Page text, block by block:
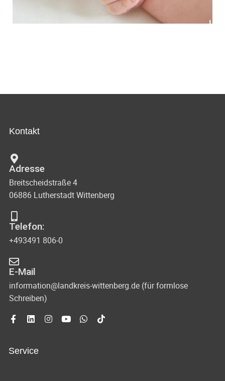
Kontakt
Adresse
Breitscheidstraße 4
06886 Lutherstadt Wittenberg
Telefon:
+493491 806-0
E-Mail
information@landkreis-wittenberg.de (für formlose
Schreiben)
Service